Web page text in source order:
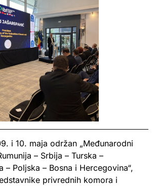
i 10. maja održan „Međunarodni
– Srbija – Turska –
– Poljska – Bosna i Hercegovina“,
privrednih komora i